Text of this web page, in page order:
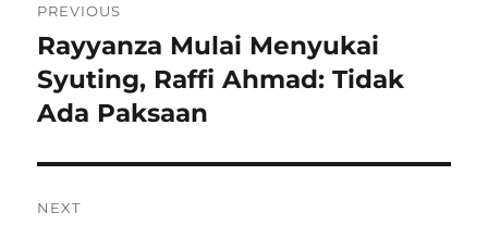
pos
PREVIOUS
Previous
post:
Rayyanza Mulai Menyukai
Syuting, Raffi Ahmad: Tidak
Ada Paksaan
NEXT